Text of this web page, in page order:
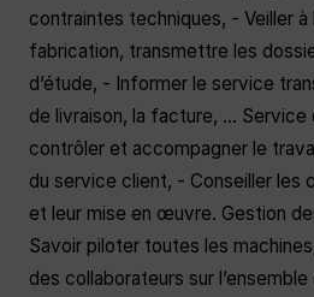
contraintes techniques, - Veiller à
fabrication, transmettre les
d’étude, - Informer le service
de livraison, la facture, … Service
contrôler et accompagner le
du service client, - Conseiller les
et leur mise en œuvre. Gestion
Savoir piloter toutes les
des collaborateurs sur